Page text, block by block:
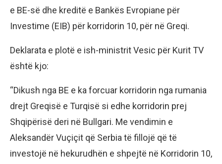
e BE-së dhe kreditë e Bankës Evropiane për
Investime (EIB) për korridorin 10, për në Greqi.
Deklarata e plotë e ish-ministrit Vesic për Kurit TV
është kjo:
“Dikush nga BE e ka forcuar korridorin nga rumania
drejt Greqisë e Turqisë si edhe korridorin prej
Shqipërisë deri në Bullgari. Me vendimin e
Aleksandër Vuçiçit që Serbia të fillojë që të
investojë në hekurudhën e shpejtë në Korridorin 10,